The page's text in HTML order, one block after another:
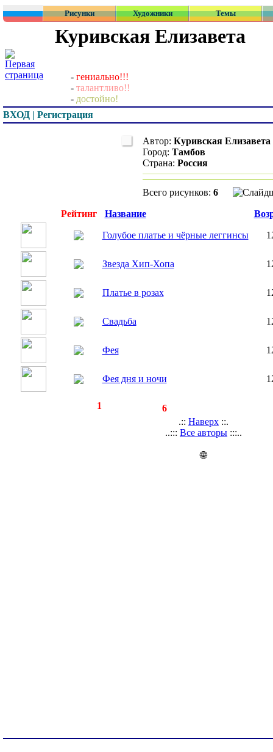
Рисунки Художники Темы
Куривская Елизавета
- гениально!!!
- талантливо!!
- достойно!
ВХОД | Регистрация
Автор: Куривская Елизавета
Город: Тамбов
Страна: Россия
Всего рисунков: 6
Рейтинг Название
Голубое платье и чёрные леггинсы
Звезда Хип-Хопа
Платье в розах
Свадьба
Фея
Фея дня и ночи
1
6
.:: Наверх ::.
..::: Все авторы :::..
🌐